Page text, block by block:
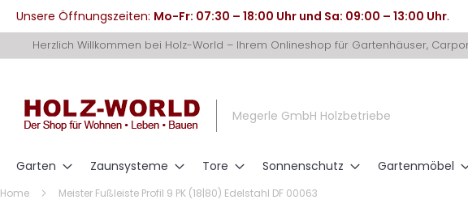
Unsere Öffnungszeiten: Mo-Fr: 07:30 – 18:00 Uhr und Sa: 09:00 – 13:00 Uhr.
zum
Herzlich Willkommen bei Holz-World – Ihrem Onlineshop für Gartenhäuser,
Megerle GmbH Holzbetriebe
Garten Zaunsysteme Tore Sonnenschutz Gartenmöbel
Home Meister Fußleiste Profil 9 PK (18|80) Edelstahl DF 00063